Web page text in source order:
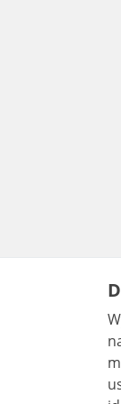
usługi. Pamiętaj,